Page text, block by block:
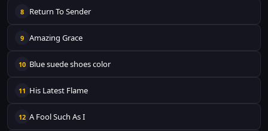
8 Return To Sender
9 Amazing Grace
10 Blue suede shoes color
11 His Latest Flame
12 A Fool Such As I